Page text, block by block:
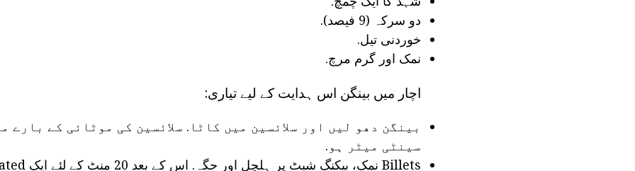
دو سرکہ (9 فیصد).
خوردنی تیل.
نمک اور گرم مرچ.
اچار میں بینگن اس ہدایت کے لیے تیاری:
بینگن دھو لیں اور سلائسین میں کاٹا. سلائسین کی موٹائی کے بارے
سینٹی میٹر ہو.